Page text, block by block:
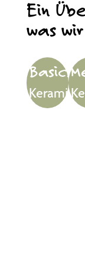
Ein
was
Basics
Keramik